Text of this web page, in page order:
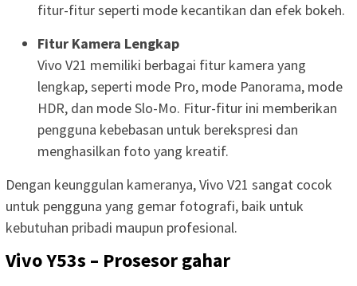
fitur-fitur seperti mode kecantikan dan efek bokeh.
Fitur Kamera Lengkap
Vivo V21 memiliki berbagai fitur kamera yang
lengkap, seperti mode Pro, mode Panorama, mode
HDR, dan mode Slo-Mo. Fitur-fitur ini memberikan
pengguna kebebasan untuk berekspresi dan
menghasilkan foto yang kreatif.
Dengan keunggulan kameranya, Vivo V21 sangat cocok
untuk pengguna yang gemar fotografi, baik untuk
kebutuhan pribadi maupun profesional.
Vivo Y53s – Prosesor gahar